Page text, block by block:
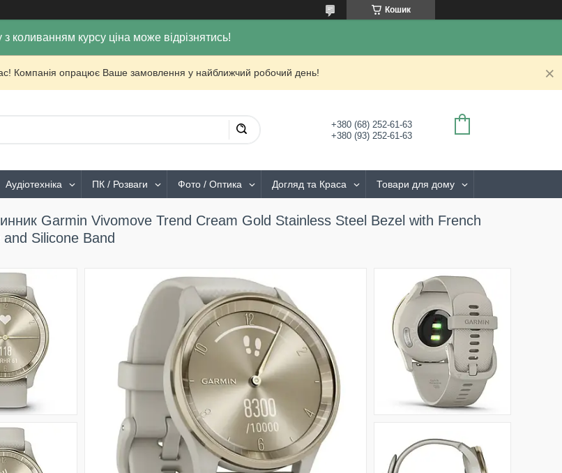
Кошик
з коливанням курсу ціна може відрізнятись!
Компанія опрацює Ваше замовлення у найближчий робочий день!
+380 (68) 252-61-63
+380 (93) 252-61-63
Аудіотехніка ПК / Розваги Фото / Оптика Догляд та Краса Товари для дому
Garmin Vivomove Trend Cream Gold Stainless Steel Bezel with French
Silicone Band